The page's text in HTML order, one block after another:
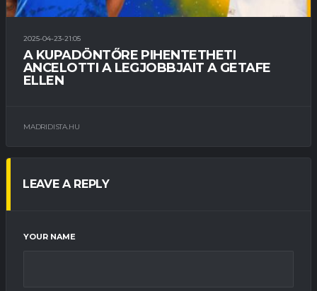
2025-04-23-21:05
A KUPADÖNTŐRE PIHENTETHETI
ANCELOTTI A LEGJOBBJAIT A GETAFE
ELLEN
MADRIDISTA.HU
LEAVE A REPLY
YOUR NAME